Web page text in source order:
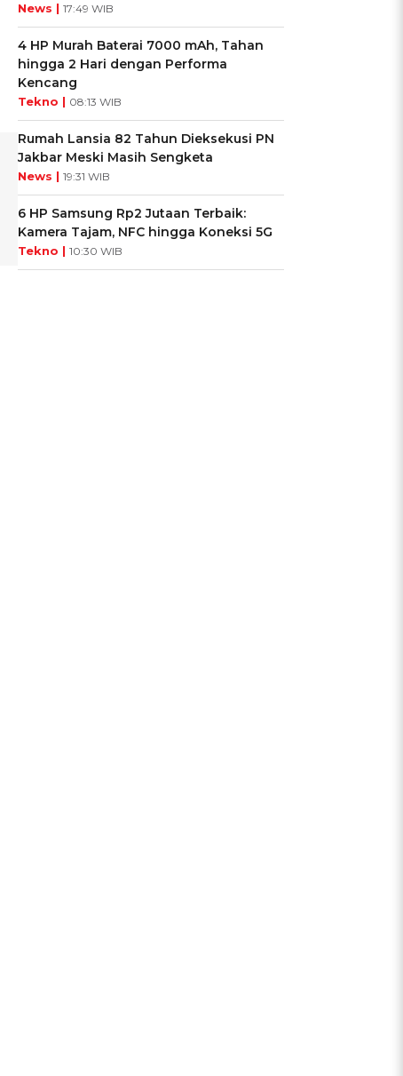
News | 17:49 WIB
4 HP Murah Baterai 7000 mAh, Tahan
hingga 2 Hari dengan Performa
Kencang
Tekno | 08:13 WIB
Rumah Lansia 82 Tahun Dieksekusi PN
Jakbar Meski Masih Sengketa
News | 19:31 WIB
6 HP Samsung Rp2 Jutaan Terbaik:
Kamera Tajam, NFC hingga Koneksi 5G
Tekno | 10:30 WIB